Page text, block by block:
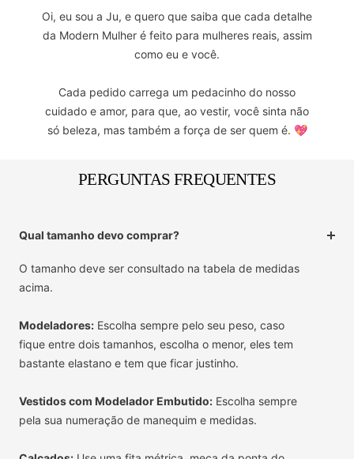
Oi, eu sou a Ju, e quero que saiba que cada detalhe
da Modern Mulher é feito para mulheres reais, assim
como eu e você.
Cada pedido carrega um pedacinho do nosso
cuidado e amor, para que, ao vestir, você sinta não
só beleza, mas também a força de ser quem é. 💖
PERGUNTAS FREQUENTES
Qual tamanho devo comprar?
O tamanho deve ser consultado na tabela de medidas
acima.
Modeladores: Escolha sempre pelo seu peso, caso
fique entre dois tamanhos, escolha o menor, eles tem
bastante elastano e tem que ficar justinho.
Vestidos com Modelador Embutido: Escolha sempre
pela sua numeração de manequim e medidas.